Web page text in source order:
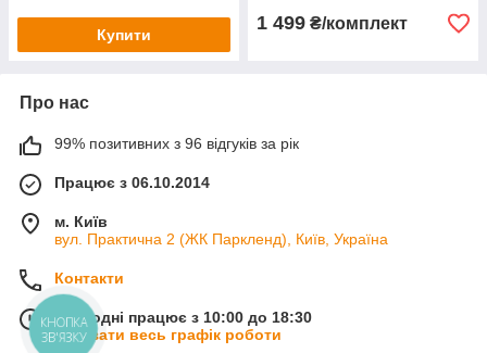
Купити
1 499 ₴/комплект
Про нас
99% позитивних з 96 відгуків за рік
Працює з 06.10.2014
м. Київ
вул. Практична 2 (ЖК Паркленд), Київ, Україна
Контакти
Сьогодні працює з 10:00 до 18:30
Показати весь графік роботи
КНОПКА
ЗВ'ЯЗКУ